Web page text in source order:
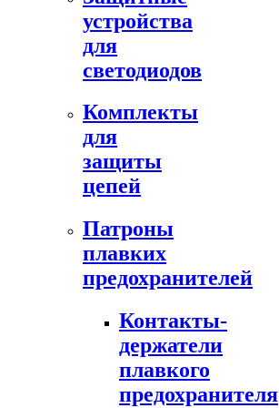
устройства
для
светодиодов
Комплекты
для
защиты
цепей
Патроны
плавких
предохранителей
Контакты-
держатели
плавкого
предохранителя